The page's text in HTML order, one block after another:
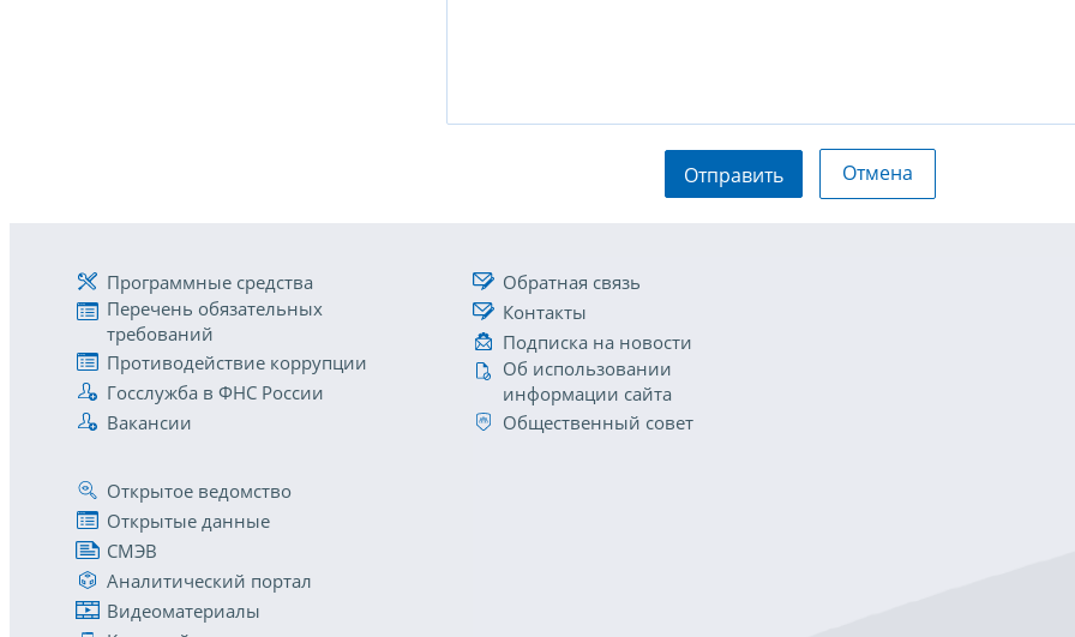
Отправить Отмена
Программные средства
Перечень обязательных
требований
Противодействие коррупции
Госслужба в ФНС России
Вакансии
Обратная связь
Контакты
Подписка на новости
Об использовании
информации сайта
Общественный совет
Открытое ведомство
Открытые данные
СМЭВ
Аналитический портал
Видеоматериалы